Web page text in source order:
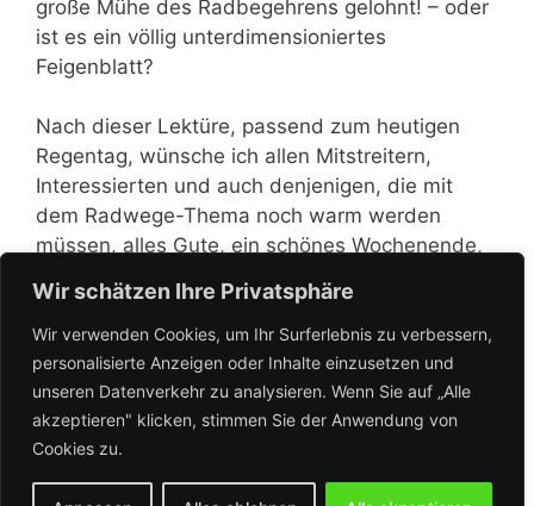
Wir schätzen Ihre Privatsphäre
Wir verwenden Cookies, um Ihr Surferlebnis zu verbessern,
personalisierte Anzeigen oder Inhalte einzusetzen und
unseren Datenverkehr zu analysieren. Wenn Sie auf „Alle
akzeptieren" klicken, stimmen Sie der Anwendung von
Cookies zu.
große Mühe des Radbegehrens gelohnt! – oder
ist es ein völlig unterdimensioniertes
Feigenblatt?
Nach dieser Lektüre, passend zum heutigen
Regentag, wünsche ich allen Mitstreitern,
Interessierten und auch denjenigen, die mit
dem Radwege-Thema noch warm werden
müssen, alles Gute, ein schönes Wochenende,
Eva Krüger – Sprecherin AK Radwege der VG
Windach, entstanden im VG-IKEK
PS.: Gerne um Reaktionen. Bitte melden, wer
noch in den Verteiler aufgenommen werden
sowie Einladungen zu Treffen bekommen
möchte.